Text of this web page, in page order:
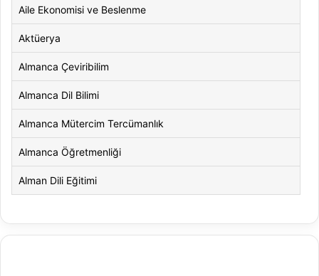
Aile Ekonomisi ve Beslenme
Aktüerya
Almanca Çeviribilim
Almanca Dil Bilimi
Almanca Mütercim Tercümanlık
Almanca Öğretmenliği
Alman Dili Eğitimi
Alman Kültürü ve Edebiyatı